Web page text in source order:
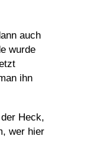
auch
wurde
ihn
Heck,
wer hier